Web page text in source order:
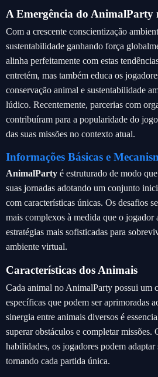
A Emergência do AnimalParty
Com a crescente conscientização
sustentabilidade ganhando força
alinha perfeitamente com estas
entretém, mas também educa os
conservação animal e sustentabilidade
lúdico. Recentemente, parcerias com
contribuíram para a popularidade do
das suas missões no contexto atual.
Informações Básicas e
AnimalParty é estruturado de modo
suas jornadas adotando um conjunto
com características únicas. Os desafios
mais complexos à medida que o jogador
estratégias mais sofisticadas para
ambiente virtual.
Características dos Animais
Cada animal no AnimalParty possui um
específicas que podem ser aprimoradas
sinergia entre animais diversos é
superar obstáculos e completar missões.
habilidades, os jogadores podem adaptar
tornando cada partida única.